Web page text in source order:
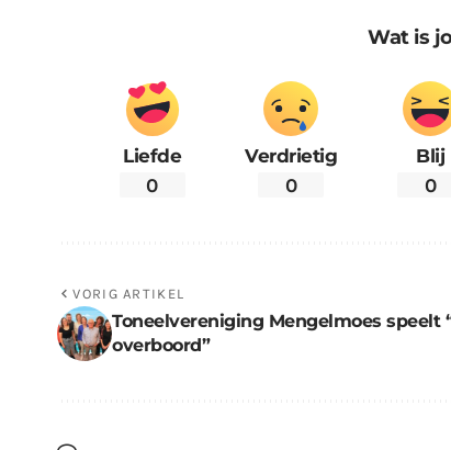
Wat is
Liefde
0
Verdrietig
0
Blij
0
VORIG ARTIKEL
Toneelvereniging Mengelmoes speelt
overboord”